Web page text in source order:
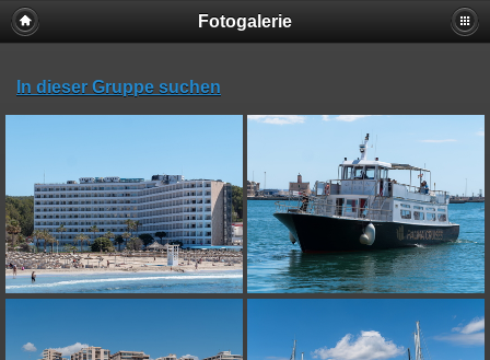
Fotogalerie
In dieser Gruppe suchen